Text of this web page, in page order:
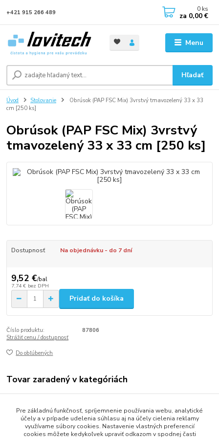
Menu
Hľadať
+421 915 266 489 0 ks
za 0,00 €
Úvod Stolovanie
Obrúsok (PAP FSC Mix) 3vrstvý tmavozelený 33 x 33
cm [250 ks]
Obrúsok (PAP FSC Mix) 3vrstvý
tmavozelený 33 x 33 cm [250 ks]
Dostupnosť Na objednávku - do 7 dní
9,52 €/bal
7,74 € bez DPH
Pridať do košíka
Číslo produktu:
87806
Strážiť cenu / dostupnosť
Do obľúbených
Tovar zaradený v kategóriách
Stolovanie
Obrúsky (servítky)
Pre základnú funkčnosť, spríjemnenie používania webu, analytické
účely a v prípade udelenia súhlasu aj na účely cielenia reklamy
využívame súbory cookies. Nastavenie vlastných preferencií
cookies môžete kedykoľvek upraviť odkazom v spodnej časti